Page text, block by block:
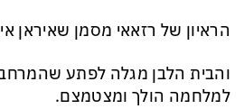
הראיון של רזאאי מסמן שאיראן
והבית הלבן מגלה לפתע
למלחמה הולך ומצטמצם.